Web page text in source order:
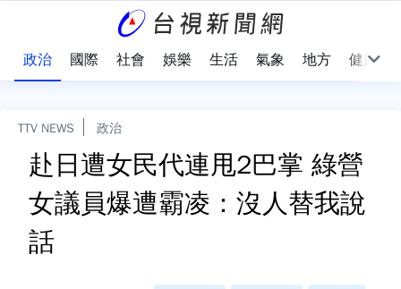
政治 國際 社會 娛樂 生活 氣象 地方 健康
TTV NEWS 政治
赴日遭女民代連甩2巴掌 綠營
女議員爆遭霸凌：沒人替我說
話